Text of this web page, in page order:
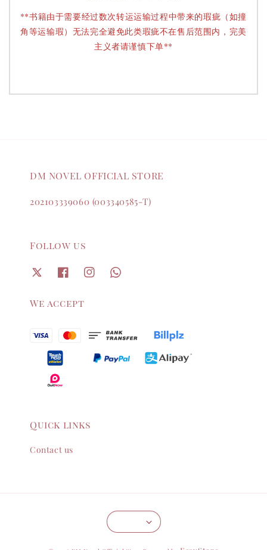
**书籍由于需要经过数次转运运输过程中带来的瑕疵（如撞
角等运输瑕）无法完全避免此类瑕疵不在售后范围内，完美
主义者请谨慎下单**
DM NOVEL OFFICIAL STORE
202103339060 (003340585-T)
Follow us
We accept
Quick links
Contact us